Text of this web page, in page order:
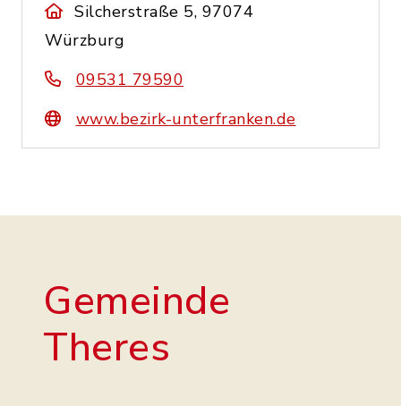
Silcherstraße 5, 97074
Würzburg
09531 79590
www.bezirk-unterfranken.de
Gemeinde
Theres